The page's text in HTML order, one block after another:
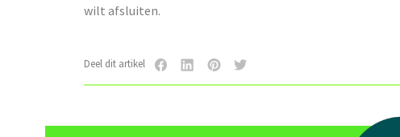
wilt afsluiten.
Deel dit artikel